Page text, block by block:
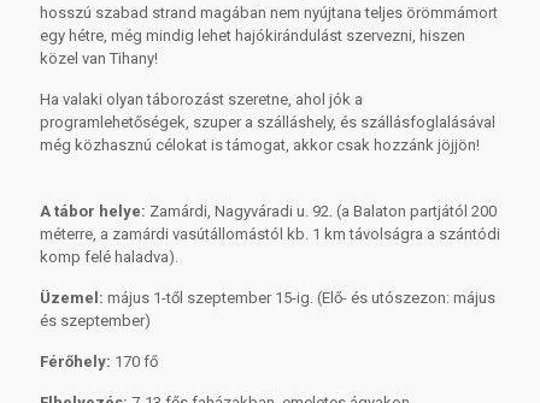
hosszú szabad strand magában nem nyújtana teljes örömmámort
egy hétre, még mindig lehet hajókirándulást szervezni, hiszen
közel van Tihany!
Ha valaki olyan táborozást szeretne, ahol jók a
programlehetőségek, szuper a szálláshely, és szállásfoglalásával
még közhasznú célokat is támogat, akkor csak hozzánk jöjjön!
A tábor helye: Zamárdi, Nagyváradi u. 92. (a Balaton partjától 200
méterre, a zamárdi vasútállomástól kb. 1 km távolságra a szántódi
komp felé haladva).
Üzemel: május 1-től szeptember 15-ig. (Elő- és utószezon: május
és szeptember)
Férőhely: 170 fő